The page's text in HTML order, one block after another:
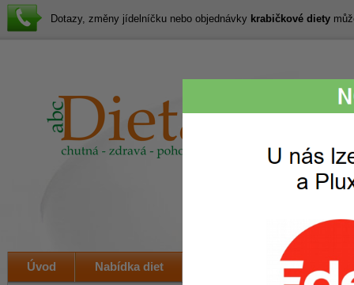
Dotazy, změny jídelníčku nebo objednávky krabičkové diety
Úvod Nabídka diet